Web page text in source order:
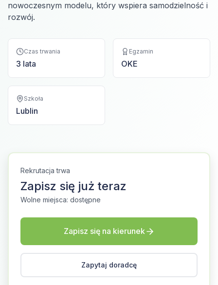
nowoczesnym modelu, który wspiera samodzielność i
rozwój.
Czas trwania
3 lata
Egzamin
OKE
Szkoła
Lublin
Rekrutacja trwa
Zapisz się już teraz
Wolne miejsca: dostępne
Zapisz się na kierunek
Zapytaj doradcę